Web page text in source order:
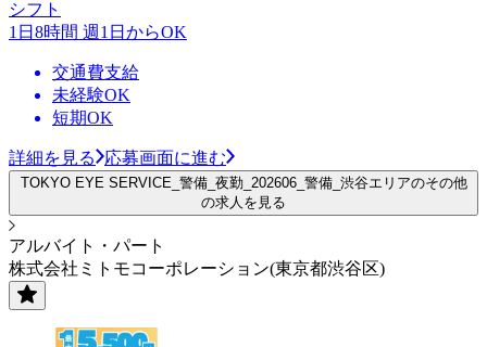
シフト
1日8時間 週1日からOK
交通費支給
未経験OK
短期OK
詳細を見る 応募画面に進む
TOKYO EYE SERVICE_警備_夜勤_202606_警備_渋谷エリアのその他
の求人を見る
アルバイト・パート
株式会社ミトモコーポレーション(東京都渋谷区)